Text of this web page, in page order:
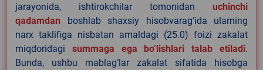
jarayonida, ishtirokchilar tomonidan uchinchi
qadamdan boshlab shaxsiy hisobvarag‘ida ularning
narx taklifiga nisbatan amaldagi (25.0) foizi zakalat
miqdoridagi summaga ega bo‘lishlari talab etiladi.
Bunda, ushbu mablag‘lar zakalat sifatida hisobga